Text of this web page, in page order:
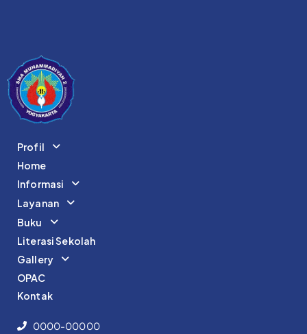
Profil
Home
Informasi
Layanan
Buku
Literasi Sekolah
Gallery
OPAC
Kontak
0000-00000